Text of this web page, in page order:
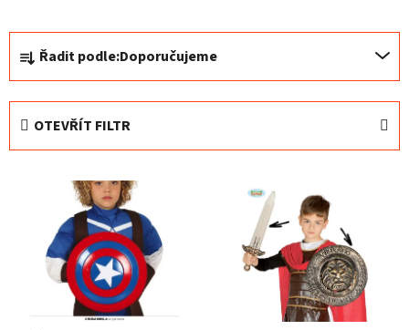
Ř
a
z
Řadit podle:Doporučujeme
OTEVŘÍT FILTR